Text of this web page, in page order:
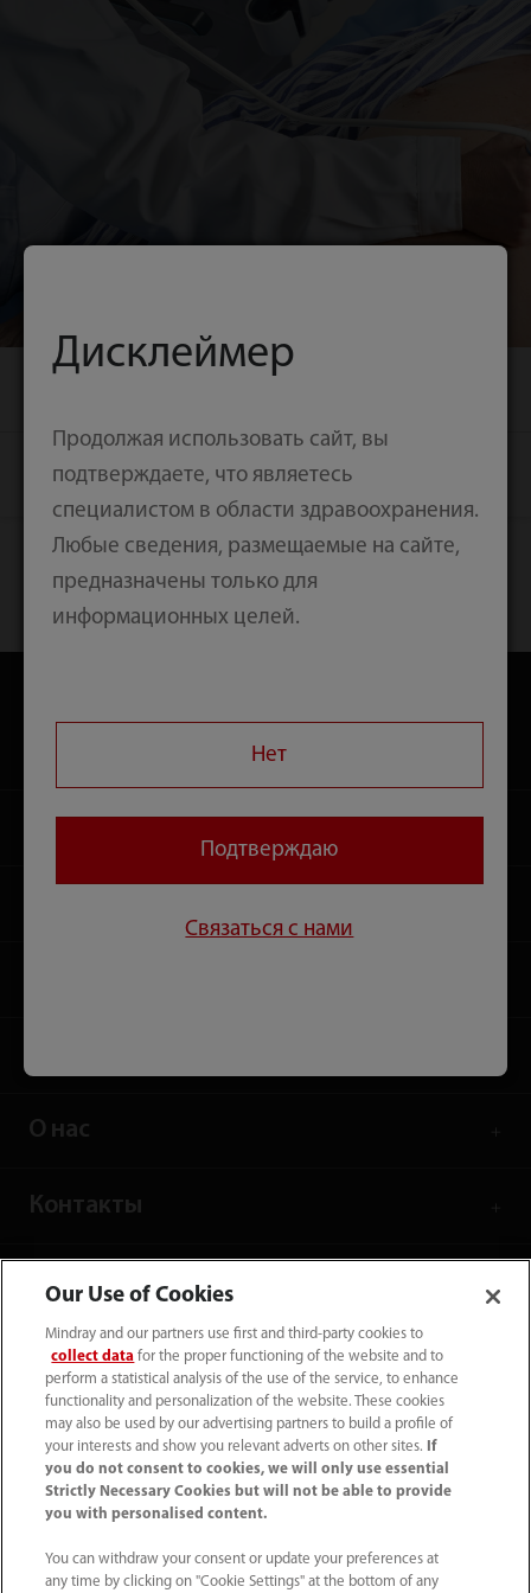
Главная Продукты
Ультразвуковые исследования
Диагностика на месте
Серия ME
О нас
Контакты
Tel: +7 (499) 553 60 36
info.ru@mindray.com
Дисклеймер
Продолжая использовать сайт, вы
подтверждаете, что являетесь
специалистом в области здравоохранения.
Любые сведения, размещаемые на сайте,
предназначены только для
информационных целей.
Нет
Подтверждаю
Связаться с нами
Our Use of Cookies
Mindray and our partners use first and third-party cookies to
collect data for the proper functioning of the website and to
perform a statistical analysis of the use of the service, to enhance
functionality and personalization of the website. These cookies
may also be used by our advertising partners to build a profile of
your interests and show you relevant adverts on other sites.
If
you do not consent to cookies, we will only use essential
Strictly Necessary Cookies but will not be able to provide
you with personalised content.
You can withdraw your consent or update your preferences at
any time by clicking on "Cookie Settings" at the bottom of any